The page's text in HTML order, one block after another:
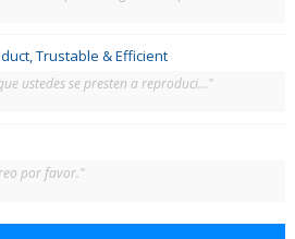
Trustable & Efficient
ustedes se presten a reproduci..."
por favor."